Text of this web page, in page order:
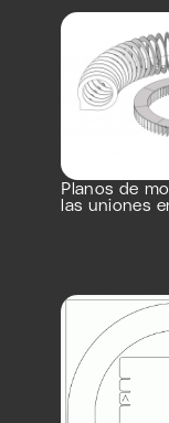
Planos de
las uniones